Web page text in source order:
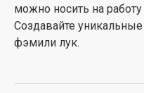
можно носить на
Создавайте
фэмили лук.